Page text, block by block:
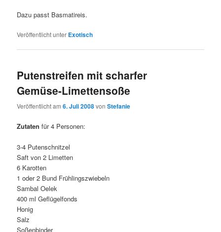
Dazu passt Basmatireis.
Veröffentlicht unter Exotisch
Putenstreifen mit scharfer
Gemüse-Limettensoße
Veröffentlicht am6. Juli 2008vonStefanie
Zutaten für 4 Personen:
3-4 Putenschnitzel
Saft von 2 Limetten
6 Karotten
1 oder 2 Bund Frühlingszwiebeln
Sambal Oelek
400 ml Geflügelfonds
Honig
Salz
Soßenbinder